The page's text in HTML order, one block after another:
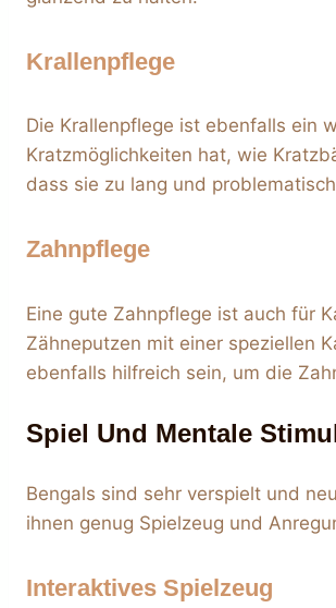
Krallenpflege
Die Krallenpflege ist ebenfalls ein
Kratzmöglichkeiten hat, wie
dass sie zu lang und
Zahnpflege
Eine gute Zahnpflege ist auch für
Zähneputzen mit einer speziellen
ebenfalls hilfreich sein, um die
Spiel Und Mentale
Bengals sind sehr verspielt und
ihnen genug Spielzeug und
Interaktives Spielzeug